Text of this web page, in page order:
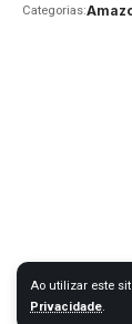
Ao utilizar este
Privacidade.
Categorias:
Portal